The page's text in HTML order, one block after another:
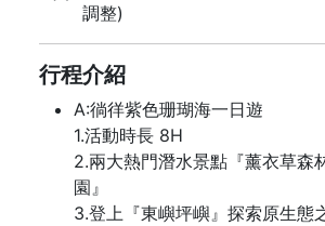
調整)
行程介紹
A:徜徉紫色珊瑚海一日遊
1.活動時長 8H
2.兩大熱門潛水景點『薰衣草森
園』
3.登上『東嶼坪嶼』探索原生態